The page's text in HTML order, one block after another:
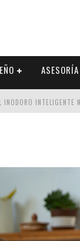
ASESORÍA
INTELIGENTE
DE FV PARA ELEVAR